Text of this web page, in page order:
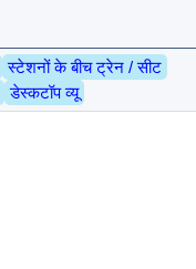
स्टेशनों के बीच ट्रेन / सीट
डेस्कटॉप व्यू